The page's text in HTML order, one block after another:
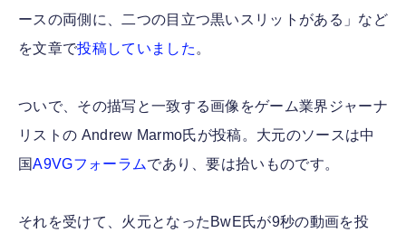
ースの両側に、二つの目立つ黒いスリットがある」など
を文章で投稿していました 。
ついで、その描写と一致する画像をゲーム業界ジャーナ
リストの Andrew Marmo氏が投稿。大元のソースは中
国A9VGフォーラムであり、要は拾いものです。
それを受けて、火元となったBwE氏が9秒の動画を投